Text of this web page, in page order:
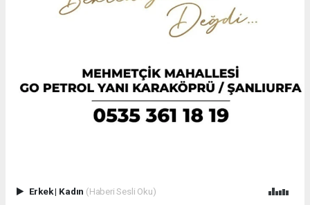
Erkek| Kadın (Haberi Sesli Oku)